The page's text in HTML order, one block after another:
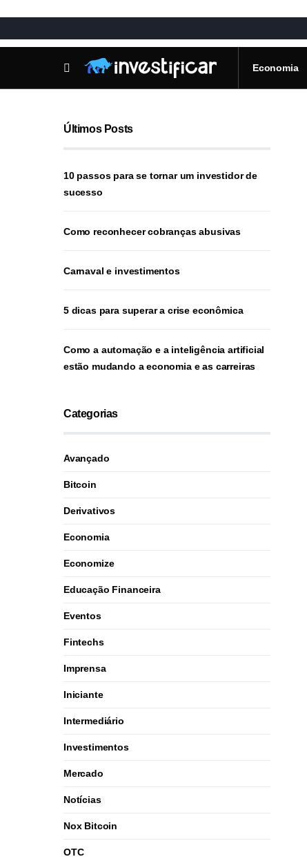
Economia
Últimos Posts
10 passos para se tornar um investidor de
sucesso
Como reconhecer cobranças abusivas
Carnaval e investimentos
5 dicas para superar a crise econômica
Como a automação e a inteligência artificial
estão mudando a economia e as carreiras
Categorias
Avançado
Bitcoin
Derivativos
Economia
Economize
Educação Financeira
Eventos
Fintechs
Imprensa
Iniciante
Intermediário
Investimentos
Mercado
Notícias
Nox Bitcoin
OTC